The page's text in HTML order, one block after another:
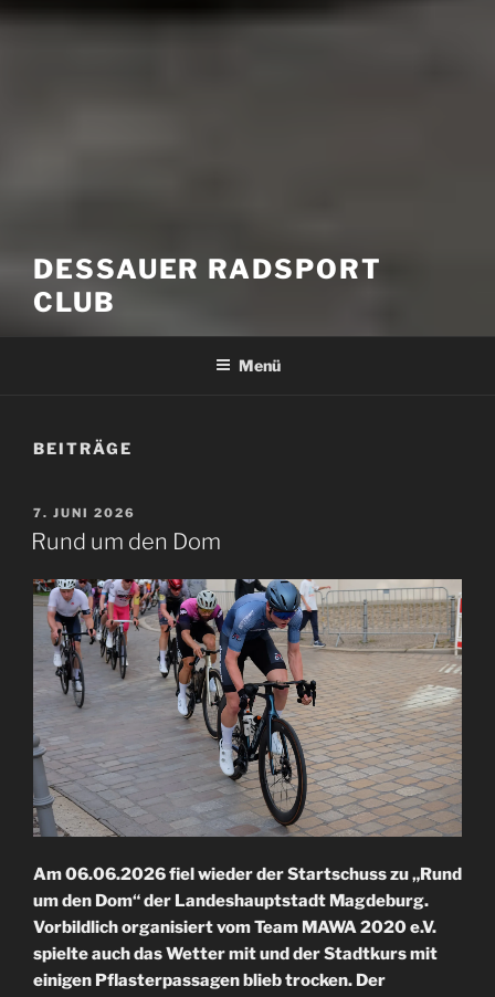
DESSAUER RADSPORT
CLUB
Menü
BEITRÄGE
VERÖFFENTLICHT
AM
7. JUNI 2026
Rund um den Dom
Am 06.06.2026 fiel wieder der Startschuss zu „Rund
um den Dom“ der Landeshauptstadt Magdeburg.
Vorbildlich organisiert vom Team MAWA 2020 e.V.
spielte auch das Wetter mit und der Stadtkurs mit
einigen Pflasterpassagen blieb trocken. Der